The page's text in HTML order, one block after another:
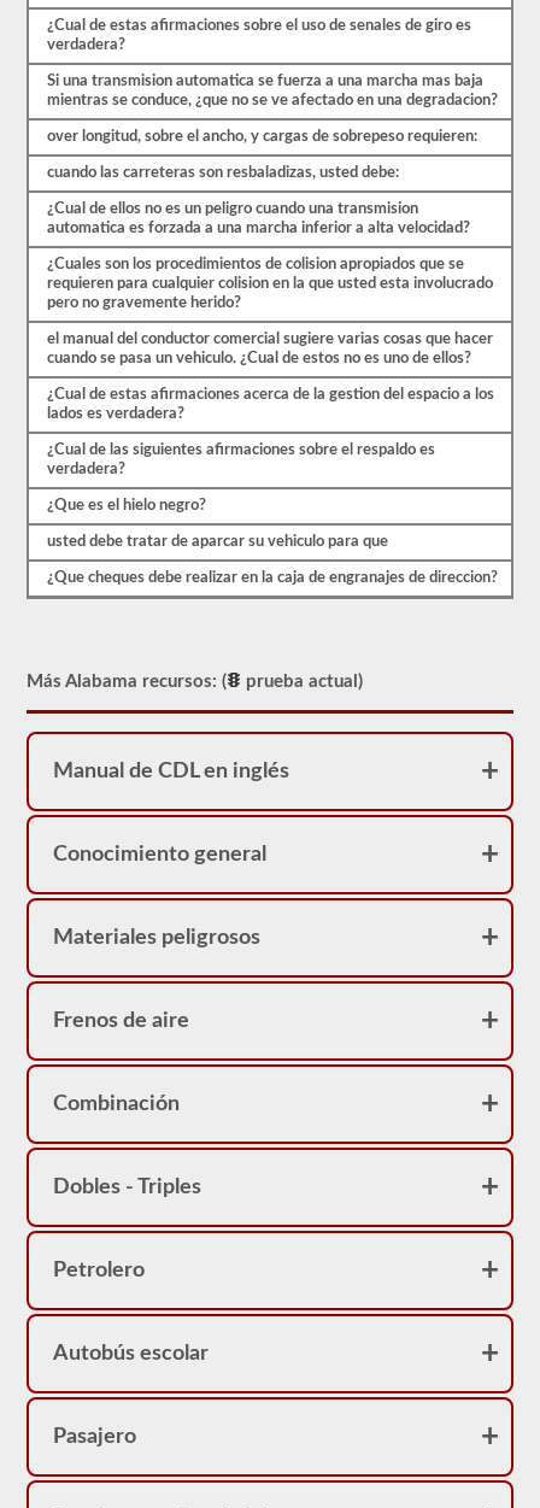
realizar
pruebas
y
tener
un
buen
conocimiento
del
material
antes
salir
para
tomar
examen
real.
¿Cual de estas afirmaciones sobre el uso de senales de giro es
verdadera?
Si una transmision automatica se fuerza a una marcha mas baja
mientras se conduce, ¿que no se ve afectado en una degradacion?
over longitud, sobre el ancho, y cargas de sobrepeso requieren:
cuando las carreteras son resbaladizas, usted debe:
¿Cual de ellos no es un peligro cuando una transmision
automatica es forzada a una marcha inferior a alta velocidad?
¿Cuales son los procedimientos de colision apropiados que se
requieren para cualquier colision en la que usted esta involucrado
pero no gravemente herido?
el manual del conductor comercial sugiere varias cosas que hacer
cuando se pasa un vehiculo. ¿Cual de estos no es uno de ellos?
¿Cual de estas afirmaciones acerca de la gestion del espacio a los
lados es verdadera?
¿Cual de las siguientes afirmaciones sobre el respaldo es
verdadera?
¿Que es el hielo negro?
usted debe tratar de aparcar su vehiculo para que
¿Que cheques debe realizar en la caja de engranajes de direccion?
Más Alabama recursos: ( prueba actual)
Manual de CDL en inglés
Conocimiento general
Materiales peligrosos
Frenos de aire
Combinación
Dobles - Triples
Petrolero
Autobús escolar
Pasajero